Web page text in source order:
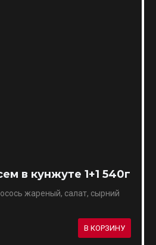
в кунжуте 1+1 540г
жареный, салат, сырний
В КОРЗИНУ